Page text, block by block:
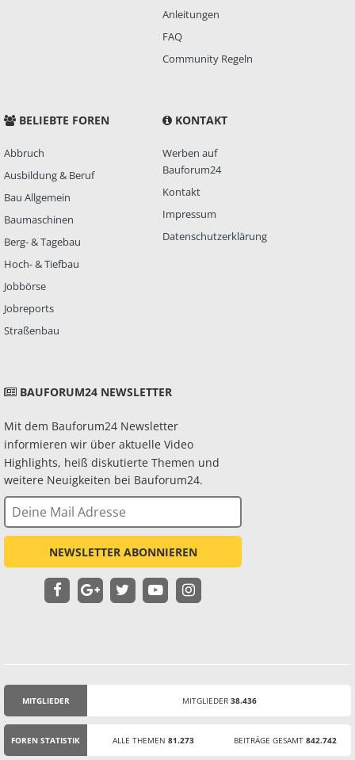
Anleitungen
FAQ
Community Regeln
BELIEBTE FOREN
Abbruch
Ausbildung & Beruf
Bau Allgemein
Baumaschinen
Berg- & Tagebau
Hoch- & Tiefbau
Jobbörse
Jobreports
Straßenbau
KONTAKT
Werben auf
Bauforum24
Kontakt
Impressum
Datenschutzerklärung
BAUFORUM24 NEWSLETTER
Mit dem Bauforum24 Newsletter
informieren wir über aktuelle Video
Highlights, heiß diskutierte Themen und
weitere Neuigkeiten bei Bauforum24.
NEWSLETTER ABONNIEREN
MITGLIEDER MITGLIEDER 38.436
FOREN STATISTIK ALLE THEMEN 81.273 BEITRÄGE GESAMT 842.742